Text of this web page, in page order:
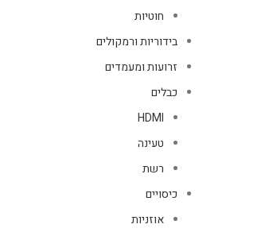
חוטיות
בידוריות ורמקולים
זרועות ומעמדים
כבלים
HDMI
טעינה
רשת
כיסויים
אוזניות